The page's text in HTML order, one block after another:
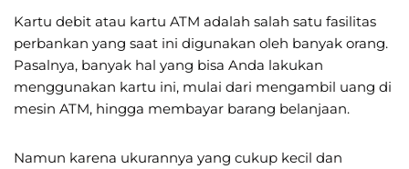
Kartu debit atau kartu ATM adalah salah satu fasilitas
perbankan yang saat ini digunakan oleh banyak orang.
Pasalnya, banyak hal yang bisa Anda lakukan
menggunakan kartu ini, mulai dari mengambil uang di
mesin ATM, hingga membayar barang belanjaan.
Namun karena ukurannya yang cukup kecil dan